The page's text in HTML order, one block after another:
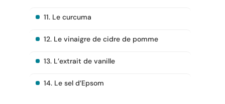
11. Le curcuma
12. Le vinaigre de cidre de pomme
13. L’extrait de vanille
14. Le sel d’Epsom